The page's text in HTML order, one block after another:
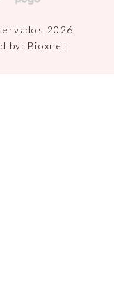
2026
by: Bioxnet